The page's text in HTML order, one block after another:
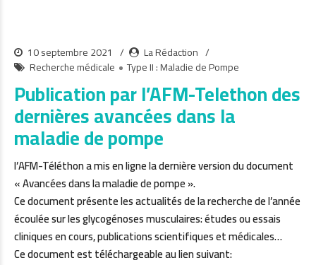
10 septembre 2021
La Rédaction
Recherche médicale
Type II : Maladie de Pompe
Publication par l’AFM-Telethon des
dernières avancées dans la
maladie de pompe
l’AFM-Téléthon a mis en ligne la dernière version du document
« Avancées dans la maladie de pompe ».
Ce document présente les actualités de la recherche de l’année
écoulée sur les glycogénoses musculaires: études ou essais
cliniques en cours, publications scientifiques et médicales…
Ce document est téléchargeable au lien suivant: